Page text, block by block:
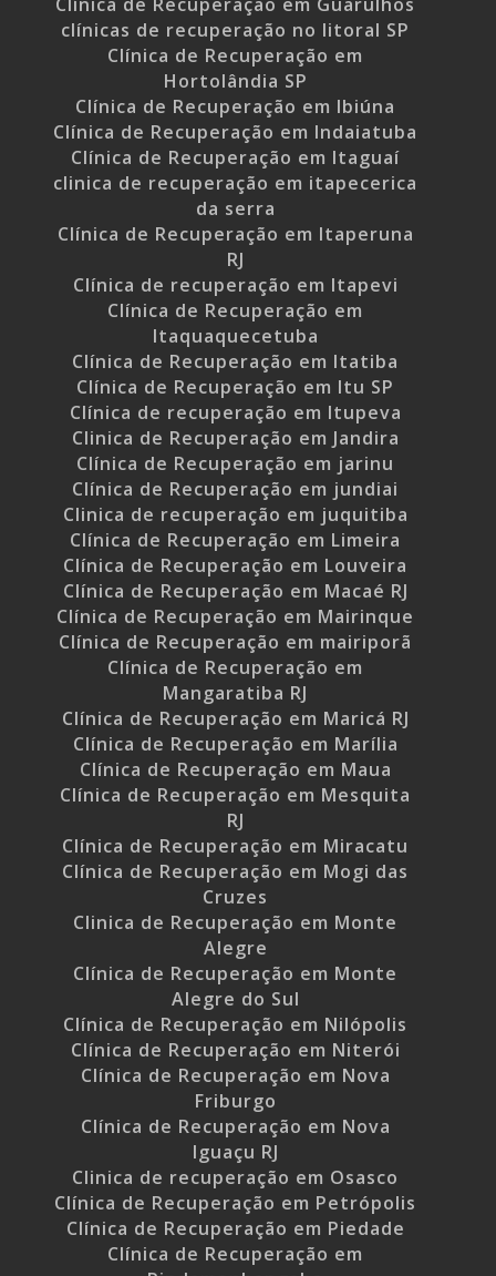
clínicas de recuperação no litoral SP
Clínica de Recuperação em
Hortolândia SP
Clínica de Recuperação em Ibiúna
Clínica de Recuperação em Indaiatuba
Clínica de Recuperação em Itaguaí
clinica de recuperação em itapecerica
da serra
Clínica de Recuperação em Itaperuna
RJ
Clínica de recuperação em Itapevi
Clínica de Recuperação em
Itaquaquecetuba
Clínica de Recuperação em Itatiba
Clínica de Recuperação em Itu SP
Clínica de recuperação em Itupeva
Clinica de Recuperação em Jandira
Clínica de Recuperação em jarinu
Clínica de Recuperação em jundiai
Clinica de recuperação em juquitiba
Clínica de Recuperação em Limeira
Clínica de Recuperação em Louveira
Clínica de Recuperação em Macaé RJ
Clínica de Recuperação em Mairinque
Clínica de Recuperação em mairiporã
Clínica de Recuperação em
Mangaratiba RJ
Clínica de Recuperação em Maricá RJ
Clínica de Recuperação em Marília
Clínica de Recuperação em Maua
Clínica de Recuperação em Mesquita
RJ
Clínica de Recuperação em Miracatu
Clínica de Recuperação em Mogi das
Cruzes
Clinica de Recuperação em Monte
Alegre
Clínica de Recuperação em Monte
Alegre do Sul
Clínica de Recuperação em Nilópolis
Clínica de Recuperação em Niterói
Clínica de Recuperação em Nova
Friburgo
Clínica de Recuperação em Nova
Iguaçu RJ
Clinica de recuperação em Osasco
Clínica de Recuperação em Petrópolis
Clínica de Recuperação em Piedade
Clínica de Recuperação em